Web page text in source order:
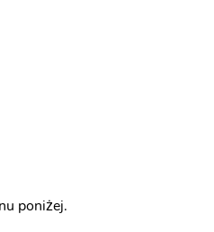
poniżej.